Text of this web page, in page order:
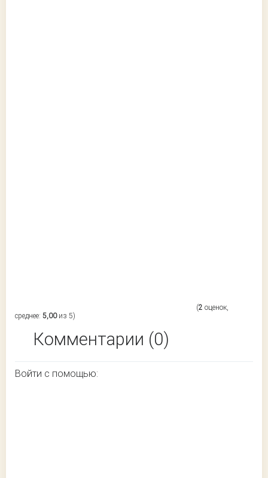
(2 оценок,
среднее: 5,00из 5)
Комментарии (0)
Войти с помощью: